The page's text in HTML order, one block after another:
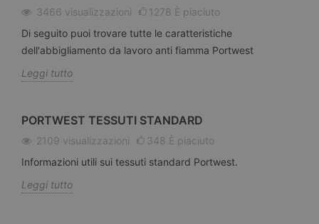
3466 visualizzazioni 1278 È piaciuto
Di seguito puoi trovare tutte le caratteristiche
dell'abbigliamento da lavoro anti fiamma Portwest
Leggi tutto
PORTWEST TESSUTI STANDARD
2109 visualizzazioni 348 È piaciuto
Informazioni utili sui tessuti standard Portwest.
Leggi tutto